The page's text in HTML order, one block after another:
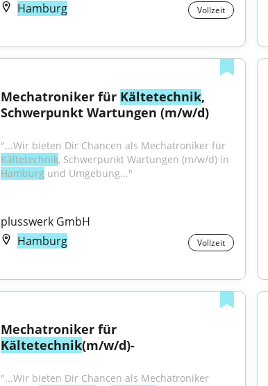
Hamburg
Vollzeit
Mechatroniker für Kältetechnik,
Schwerpunkt Wartungen (m/w/d)
Kältetechnik
Hamburg und Umgebung..."
plusswerk GmbH
Hamburg
Vollzeit
Kältetechnik(m/w/d)-
"...Wir bieten Dir Chancen als Mechatroniker